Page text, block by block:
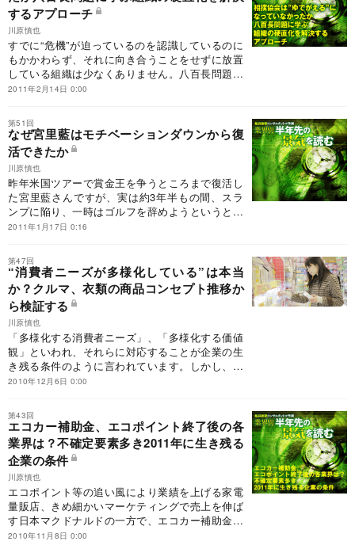
するアプローチ
川原慎也
すでに“危機”が迫っているのを認識しているのに
もかかわらず、それに向き合うことをせずに放置
している組織は少なくありません。八百長問題に
揺れる相撲協会もまさにその状況にあったといえ
2011年2月14日 0:00
第51回
なぜ宮里藍はモチベーションダウンから復
活できたか
川原慎也
昨年米国ツアーで賞金王を争うところまで復活し
た宮里藍さんですが、実は約3年半もの間、スラ
ンプに陥り、一時はゴルフを辞めようというとこ
ろまでモチベーションが落ちたといいます。では
2011年1月17日 0:16
第47回
“消費者ニーズが多様化している”は本当
か？クルマ、衣類の商品コンセプト推移か
ら検証する
川原慎也
「多様化する消費者ニーズ」、「多様化する価値
観」といわれ、それらに対応することが企業の生
き残る条件のように言われています。しかし、本
当に日本の消費者は“多様化”しているのでしょう
2010年12月6日 0:00
第43回
エコカー補助金、エコポイント終了後の各
業界は？不確定要素多き2011年に生き残る
企業の条件
川原慎也
エコポイント等の追い風により業績を上げる家電
量販店、きめ細かいマーケティングで売上を伸ば
す日本マクドナルドの一方で、エコカー補助金終
了後の自動車業界は売上減となっています。2011
2010年11月8日 0:00